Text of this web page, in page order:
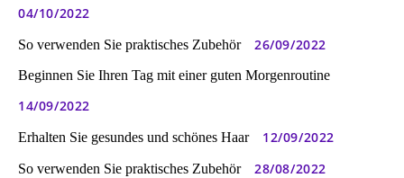
04/10/2022
So verwenden Sie praktisches Zubehör 26/09/2022
Beginnen Sie Ihren Tag mit einer guten Morgenroutine
14/09/2022
Erhalten Sie gesundes und schönes Haar 12/09/2022
So verwenden Sie praktisches Zubehör 28/08/2022